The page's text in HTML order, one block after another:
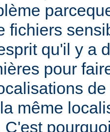
fichiers
qu'il y a
pour
même
C'est